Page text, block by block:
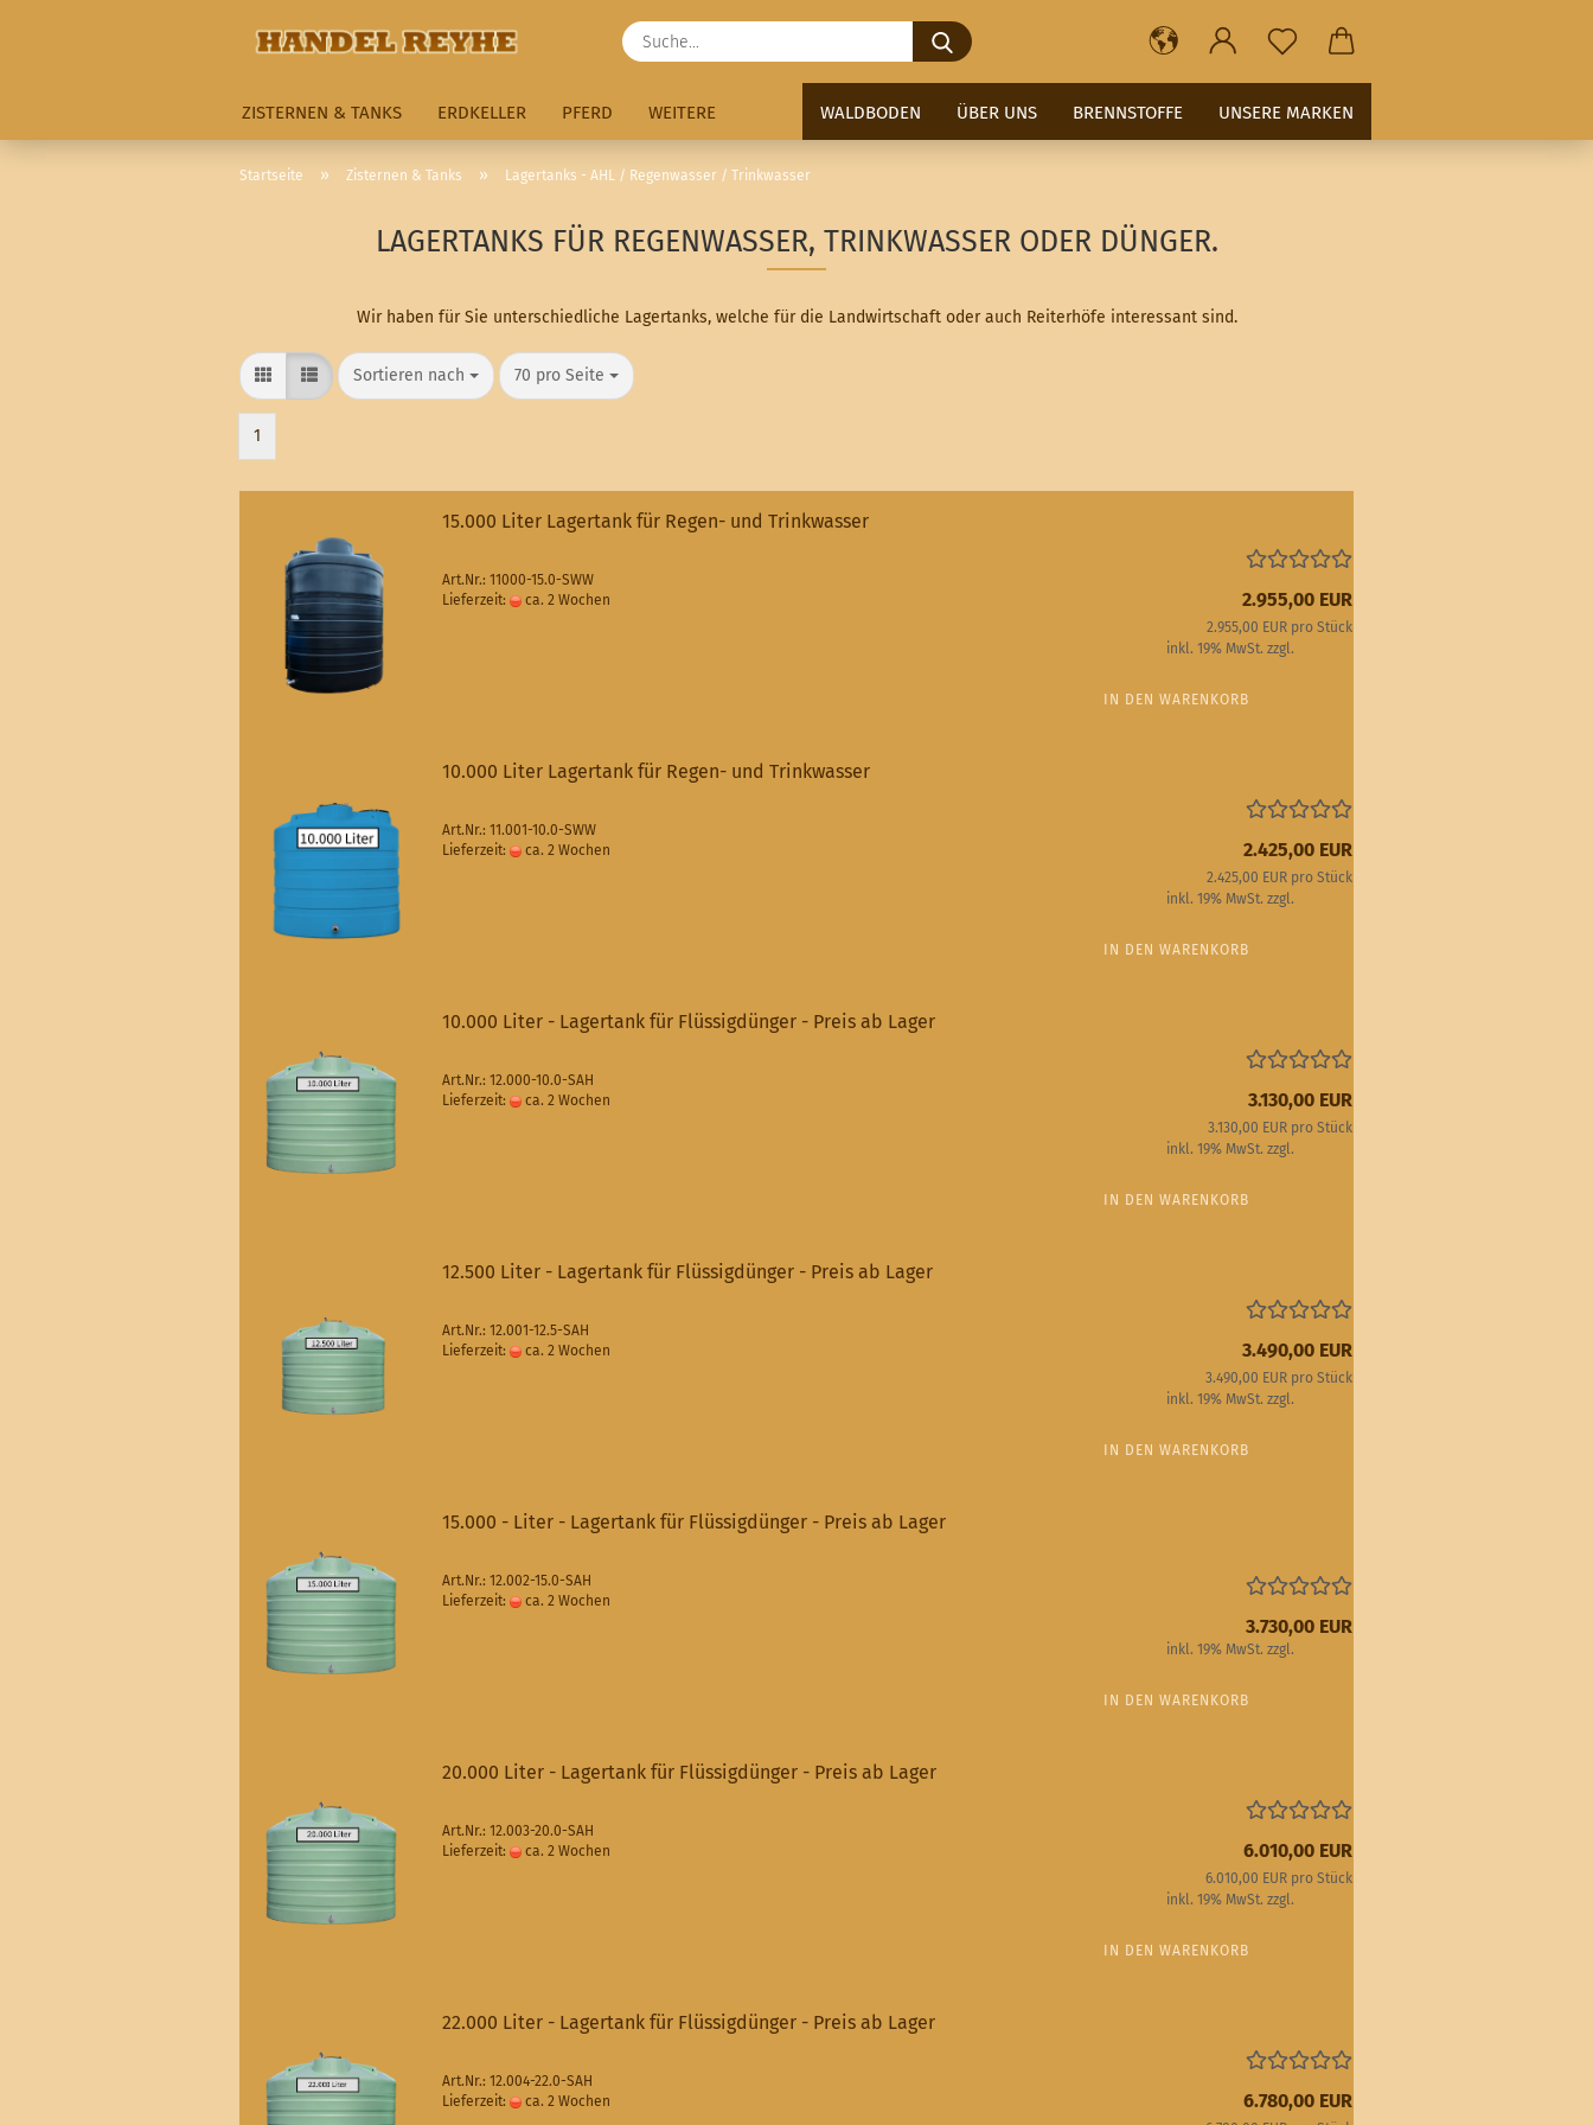
Suche...
ZISTERNEN & TANKS ERDKELLER PFERD WALDBODEN ÜBER UNS BRENNSTOFFE UNSERE MARKEN
WEITERE
Startseite » Zisternen & Tanks » Lagertanks - AHL / Regenwasser / Trinkwasser
LAGERTANKS FÜR REGENWASSER, TRINKWASSER ODER DÜNGER.
Wir haben für Sie unterschiedliche Lagertanks, welche für die Landwirtschaft oder auch Reiterhöfe interessant sind.
Sortieren nach
Sortieren nach 70 pro Seite
pro Seite
1
15.000 Liter Lagertank für Regen- und Trinkwasser
Art.Nr.: 11000-15.0-SWW
Lieferzeit:
ca. 2 Wochen 2.955,00 EUR
2.955,00 EUR pro Stück
inkl. 19% MwSt. zzgl.
IN DEN WARENKORB
10.000 Liter Lagertank für Regen- und Trinkwasser
Art.Nr.: 11.001-10.0-SWW
Lieferzeit:
ca. 2 Wochen 2.425,00 EUR
2.425,00 EUR pro Stück
inkl. 19% MwSt. zzgl.
IN DEN WARENKORB
10.000 Liter - Lagertank für Flüssigdünger - Preis ab Lager
Art.Nr.: 12.000-10.0-SAH
Lieferzeit:
ca. 2 Wochen 3.130,00 EUR
3.130,00 EUR pro Stück
inkl. 19% MwSt. zzgl.
IN DEN WARENKORB
12.500 Liter - Lagertank für Flüssigdünger - Preis ab Lager
Art.Nr.: 12.001-12.5-SAH
Lieferzeit:
ca. 2 Wochen 3.490,00 EUR
3.490,00 EUR pro Stück
inkl. 19% MwSt. zzgl.
IN DEN WARENKORB
15.000 - Liter - Lagertank für Flüssigdünger - Preis ab Lager
Art.Nr.: 12.002-15.0-SAH
Lieferzeit:
ca. 2 Wochen
3.730,00 EUR
inkl. 19% MwSt. zzgl.
IN DEN WARENKORB
20.000 Liter - Lagertank für Flüssigdünger - Preis ab Lager
Art.Nr.: 12.003-20.0-SAH
Lieferzeit:
ca. 2 Wochen 6.010,00 EUR
6.010,00 EUR pro Stück
inkl. 19% MwSt. zzgl.
IN DEN WARENKORB
22.000 Liter - Lagertank für Flüssigdünger - Preis ab Lager
Art.Nr.: 12.004-22.0-SAH
Lieferzeit:
ca. 2 Wochen 6.780,00 EUR